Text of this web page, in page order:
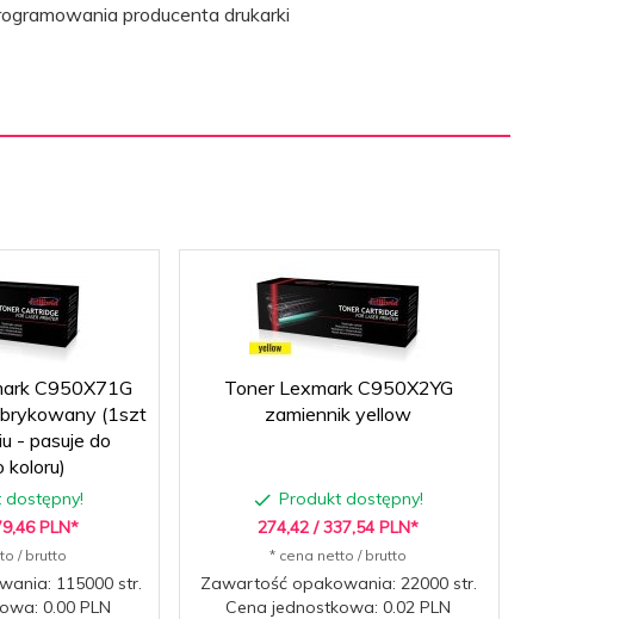
producenta drukarki
C950X71G
(1szt
- pasuje do
koloru)
dostępny!
PLN*
/ brutto
115000 str.
0.00 PLN
Toner Lexmark C950X2YG
zamiennik yellow
Produkt dostępny!
274,42 / 337,54 PLN*
* cena netto / brutto
Zawartość opakowania: 22000 str.
Cena jednostkowa: 0.02 PLN